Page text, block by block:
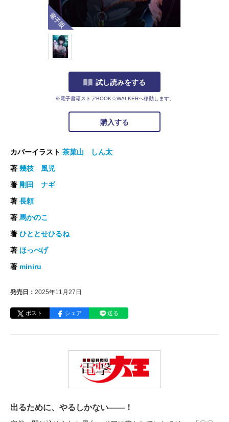
試し読みをする
※電子書籍ストアBOOK☆WALKERへ移動します。
購入する
カバーイラスト 茶菓山 しん太
著 幾枝 風児
著 剛田 ナギ
著 長頼
著 馬かのこ
著 ひととせひるね
著 ほっぺげ
著 miniru
発売日： 2025年11月27日
ポスト シェア 送る
出るために、やるしかない――！